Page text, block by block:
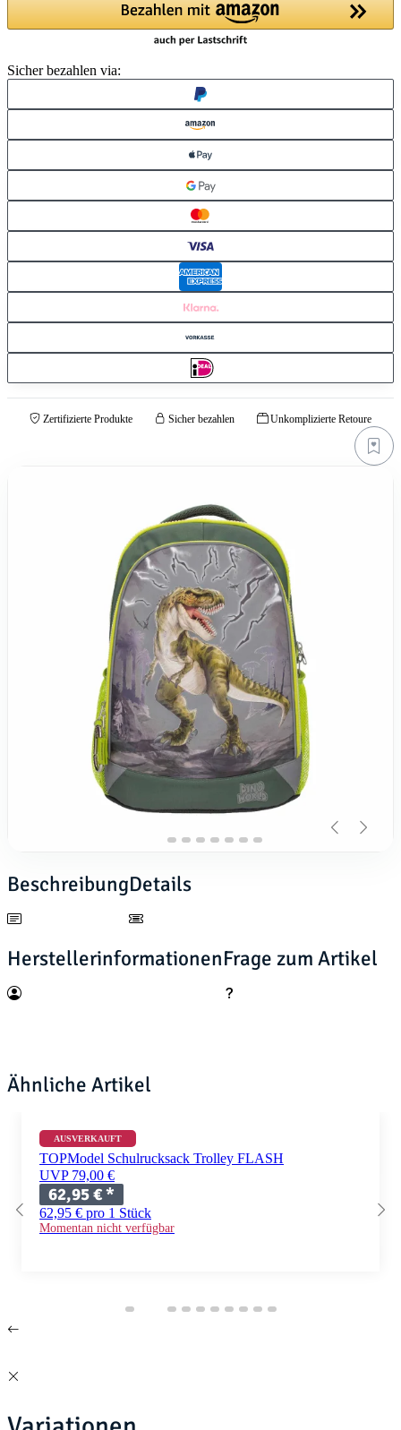
Sicher bezahlen via:
Zertifizierte Produkte Sicher bezahlen Unkomplizierte Retoure
BeschreibungDetails
HerstellerinformationenFrage zum Artikel
Ähnliche Artikel
AUSVERKAUFT
TOPModel Schulrucksack Trolley FLASH
UVP 79,00 €
62,95 €*
62,95 € pro 1 Stück
Momentan nicht verfügbar